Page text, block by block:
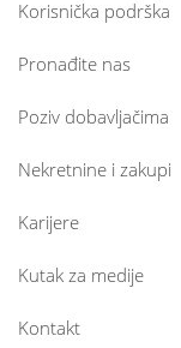
Korisnička podrška
Pronađite nas
Poziv dobavljačima
Nekretnine i zakupi
Karijere
Kutak za medije
Kontakt